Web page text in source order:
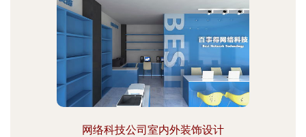
网络科技公司室内外装饰设计